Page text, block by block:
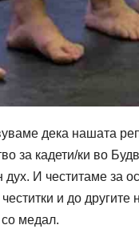
дека нашата
за кадети/ки во
И честитаме за
и до
со медал.